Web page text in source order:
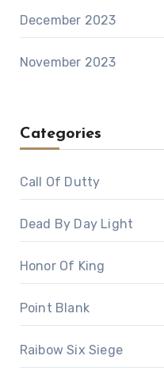
December 2023
November 2023
Categories
Call Of Dutty
Dead By Day Light
Honor Of King
Point Blank
Raibow Six Siege